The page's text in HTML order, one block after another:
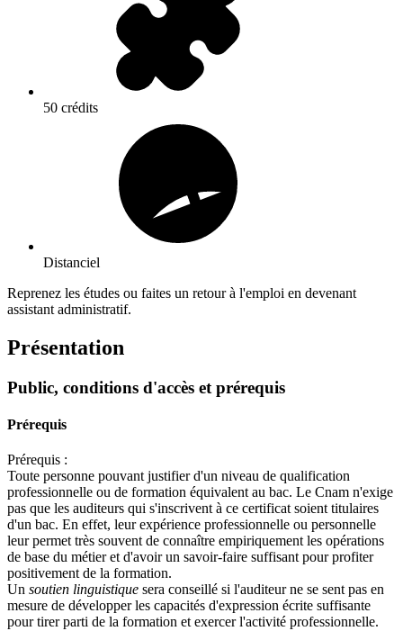
50 crédits
Distanciel
Reprenez les études ou faites un retour à l'emploi en devenant
assistant administratif.
Présentation
Public, conditions d'accès et prérequis
Prérequis
Prérequis :
Toute personne pouvant justifier d'un niveau de qualification
professionnelle ou de formation équivalent au bac. Le Cnam n'exige
pas que les auditeurs qui s'inscrivent à ce certificat soient titulaires
d'un bac. En effet, leur expérience professionnelle ou personnelle
leur permet très souvent de connaître empiriquement les opérations
de base du métier et d'avoir un savoir-faire suffisant pour profiter
positivement de la formation.
Un soutien linguistique sera conseillé si l'auditeur ne se sent pas en
mesure de développer les capacités d'expression écrite suffisante
pour tirer parti de la formation et exercer l'activité professionnelle.